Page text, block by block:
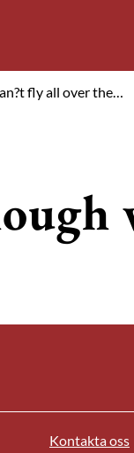
fly all over the…
Kontakta oss